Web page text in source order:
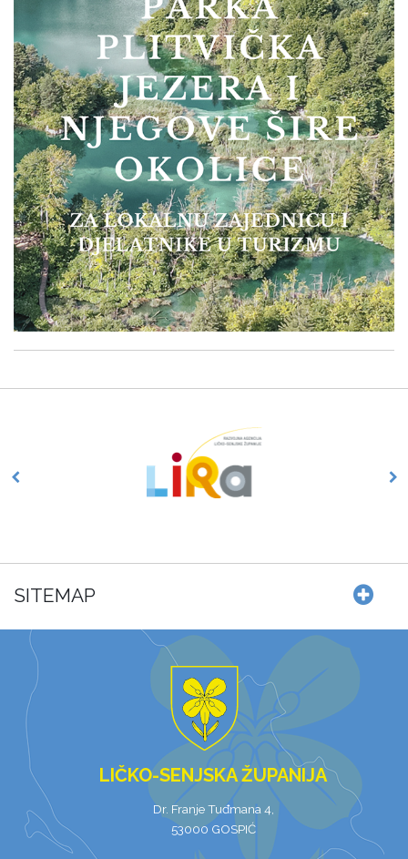
SITEMAP
LIČKO-SENJSKA ŽUPANIJA
Dr. Franje Tuđmana 4,
53000 GOSPIĆ